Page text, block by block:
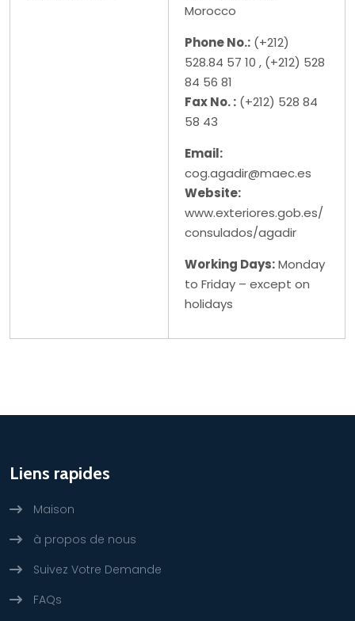
Morocco
Phone No.: (+212)
528.84 57 10 , (+212) 528
84 56 81
Fax No. : (+212) 528 84
58 43
Email:
cog.agadir@maec.es
Website:
www.exteriores.gob.es/
consulados/agadir
Working Days:Monday
to Friday – except on
holidays
Liens rapides
Maison
à propos de nous
Suivez Votre Demande
FAQs